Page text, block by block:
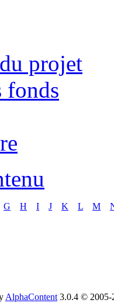
projet
fonds
G H I J K L M
AlphaContent 3.0.4 © 2005-